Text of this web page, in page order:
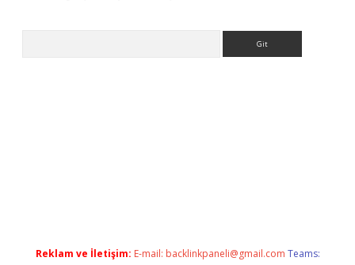
Reklam ve İletişim: E-mail: backlinkpaneli@gmail.com Teams: